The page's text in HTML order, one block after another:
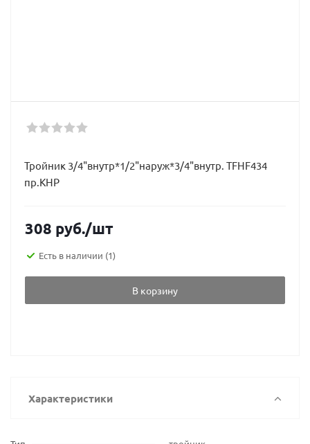
Тройник 3/4"внутр*1/2"наруж*3/4"внутр. TFHF434
пр.КНР
308 руб./шт
Есть в наличии (1)
В корзину
Характеристики